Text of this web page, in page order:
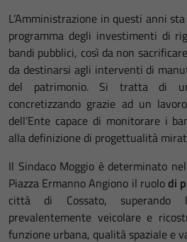
L’Amministrazione in questi anni
programma degli investimenti di
bandi pubblici, così da non
da destinarsi agli interventi di
del patrimonio. Si tratta di
concretizzando grazie ad un
dell’Ente capace di monitorare i
alla definizione di progettualità
Il Sindaco Moggio è determinato
Piazza Ermanno Angiono il ruolodi
città di Cossato, superando
prevalentemente veicolare e
funzione urbana, qualità spaziale e